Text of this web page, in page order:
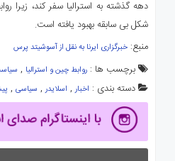
دهه گذشته به استرالیا سفر کند، زیرا
شکل بی سابقه بهبود یافته است.
منبع: خبرگزاری ایرنا به نقل از آسوشیتد پرس
برچسب ها : روابط چین و استرالیا ,
دسته بندی : اخبار, اسلایدر, سیاسی,